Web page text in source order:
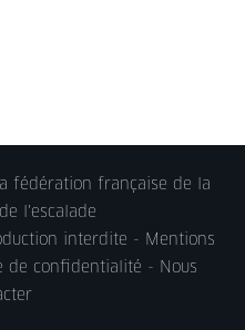
fédération française de la
l'escalade
interdite - Mentions
de confidentialité - Nous